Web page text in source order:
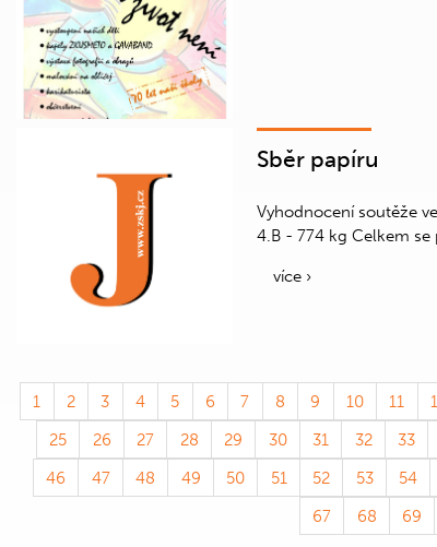
Sběr papíru
Vyhodnocení soutěže
4.B - 774 kg Celkem se
více ›
1 2 3 4 5 6 7 8 9 10 11
25
26 27 28 29 30 31 32 33
46
47 48 49 50 51 52 53 54
67
68 69